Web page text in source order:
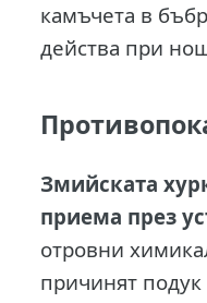
камъчета в
действа при
Змийската
приема през
отровни
причинят